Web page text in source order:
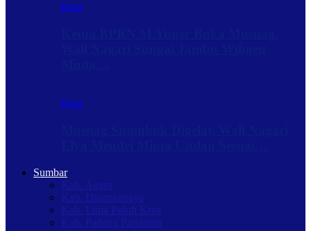
Baru
Baru
Sumbar
Kab. Agam
Kab. Dharmasraya
Kab. Lima Puluh Kota
Kab. Padang Pariaman